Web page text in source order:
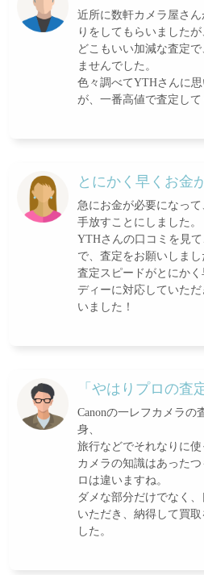
近所に数軒カメラ屋さ
りをしてもらいましたが
どこもいい加減な査定
ませんでした。
色々調べてYTHさんに
が、一番高値で査定して
とにかく早くお金
急にお金が必要になっ
手放すことにしました。
YTHさんの口コミを見
で、査定をお願いしまし
査定スピードがとにか
ディーに対応していた
いました！
「やはりプロの査
Canonの一レフカメラの
身、
旅行などでそれなりに使
カメラの知識はあった
ロは違いますね。
ダメな部分だけでなく
いただき、納得して買
した。